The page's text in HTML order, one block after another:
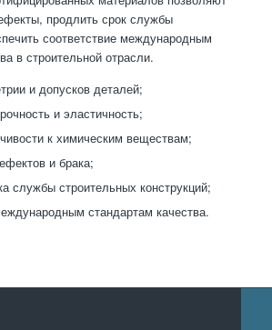
продлить срок службы
соответствие международным
в строительной отрасли.
и допусков деталей;
и эластичность;
к химическим веществам;
и брака;
службы строительных конструкций;
стандартам качества.